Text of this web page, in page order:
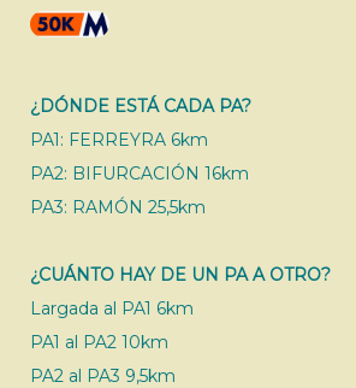
¿DÓNDE ESTÁ CADA PA?
PA1: FERREYRA 6km
PA2: BIFURCACIÓN 16km
PA3: RAMÓN 25,5km
¿CUÁNTO HAY DE UN PA A OTRO?
Largada al PA1 6km
PA1 al PA2 10km
PA2 al PA3 9,5km